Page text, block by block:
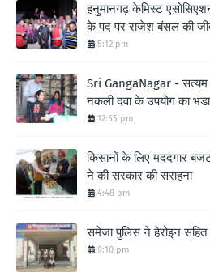
हनुमानगढ़ केमिस्ट
के पद पर राजेश बंसल की
5:12 pm
Sri GangaNagar - सत्यम
नकली दवा के उपयोग का
12:55 pm
किसानों के लिए मददगार
ने की सरकार की सराहना
4:48 pm
समेजा पुलिस ने हेरोइन
9:10 pm